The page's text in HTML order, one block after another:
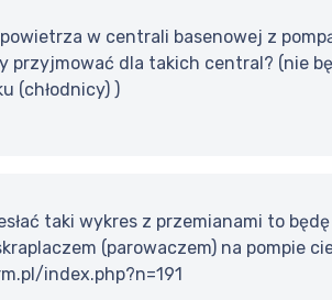
w centrali basenowej z
przyjmować dla takich central? (nie
(chłodnicy) )
taki wykres z przemianami to
(parowaczem) na pompie
index.php?n=191